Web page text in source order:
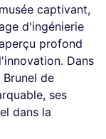
captivant,
d'ingénierie
profond
Dans
de
ses
dans la